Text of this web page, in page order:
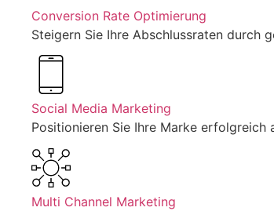
Conversion Rate Optimierung
Steigern Sie Ihre Abschlussraten durch
Social Media Marketing
Positionieren Sie Ihre Marke
Multi Channel Marketing